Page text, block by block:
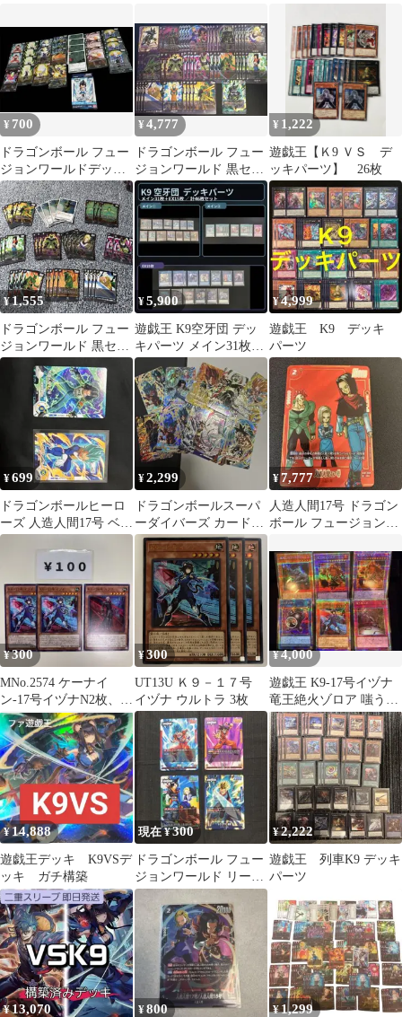
¥ 700
ドラゴンボール フュー
ジョンワールドデッキ
FS07ベジータ、SR、R
まとめ売り
¥4,777
ドラゴンボール フュー
ジョンワールド 黒セル
人造人間 デッキパーツ
¥ 1,222
遊戯王【Ｋ9 ＶＳ デ
ッキパーツ】 26枚
¥1,555
ドラゴンボール フュー
ジョンワールド 黒セル
デッキパーツ 大量セッ
¥5,900
遊戯王 K9空牙団 デッ
キパーツ メイン31枚＋
EX15枚
¥4,999
遊戯王 K9 デッキ
パーツ
¥699
ドラゴンボールヒーロ
ーズ 人造人間17号 ベジ
ータ 2枚セット
¥2,299
ドラゴンボールスーパ
ーダイバーズ カード大
量セット
¥7,777
人造人間17号 ドラゴン
ボール フュージョンワ
¥300
MNo.2574 ケーナイ
ン-17号イヅナN2枚、00
号ルプスN 1枚
¥300
UT13U Ｋ９－１７号
イヅナ ウルトラ 3枚
¥4,000
遊戯王 K9-17号イヅナ
竜王絶火ゾロア 嗤う黒
山羊 プリシク
¥14,888
遊戯王デッキ K9VSデ
ッキ ガチ構築
現在 ¥300
ドラゴンボール フュー
ジョンワールド リーダ
ーカード 4枚セット
¥2,222
遊戯王 列車K9 デッキ
パーツ
¥13,070 ¥800 ¥1,299